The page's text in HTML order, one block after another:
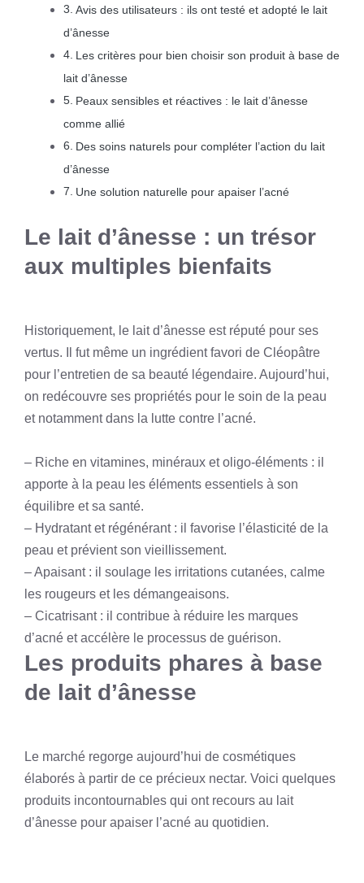
Avis des utilisateurs : ils ont testé et adopté le lait
d’ânesse
Les critères pour bien choisir son produit à base de
lait d’ânesse
Peaux sensibles et réactives : le lait d’ânesse
comme allié
Des soins naturels pour compléter l’action du lait
d’ânesse
Une solution naturelle pour apaiser l’acné
Le lait d’ânesse : un trésor
aux multiples bienfaits
Historiquement, le lait d’ânesse est réputé pour ses
vertus. Il fut même un ingrédient favori de Cléopâtre
pour l’entretien de sa beauté légendaire. Aujourd’hui,
on redécouvre ses propriétés pour le soin de la peau
et notamment dans la lutte contre l’acné.
– Riche en vitamines, minéraux et oligo-éléments : il
apporte à la peau les éléments essentiels à son
équilibre et sa santé.
– Hydratant et régénérant : il favorise l’élasticité de la
peau et prévient son vieillissement.
– Apaisant : il soulage les irritations cutanées, calme
les rougeurs et les démangeaisons.
– Cicatrisant : il contribue à réduire les marques
d’acné et accélère le processus de guérison.
Les produits phares à base
de lait d’ânesse
Le marché regorge aujourd’hui de cosmétiques
élaborés à partir de ce précieux nectar. Voici quelques
produits incontournables qui ont recours au lait
d’ânesse pour apaiser l’acné au quotidien.